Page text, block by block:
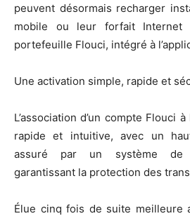
peuvent désormais recharger
mobile ou leur forfait Internet
portefeuille Flouci, intégré à
Une activation simple, rapide et
L’association d’un compte Flouci
rapide et intuitive, avec un
assuré par un système de
garantissant la protection des
Élue cinq fois de suite meilleure